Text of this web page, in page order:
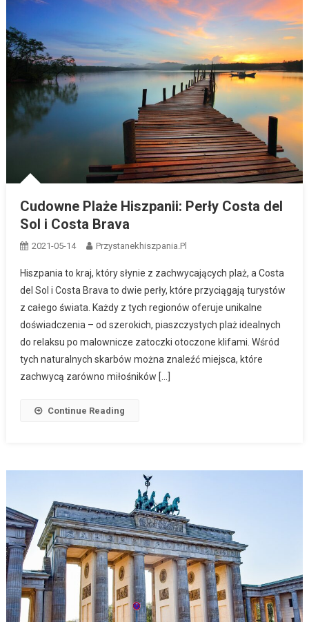
Cudowne Plaże Hiszpanii: Perły Costa del
Sol i Costa Brava
2021-05-14 Przystanekhiszpania.pl
Hiszpania to kraj, który słynie z zachwycających plaż, a Costa
del Sol i Costa Brava to dwie perły, które przyciągają turystów
z całego świata. Każdy z tych regionów oferuje unikalne
doświadczenia – od szerokich, piaszczystych plaż idealnych
do relaksu po malownicze zatoczki otoczone klifami. Wśród
tych naturalnych skarbów można znaleźć miejsca, które
zachwycą zarówno miłośników […]
Continue Reading